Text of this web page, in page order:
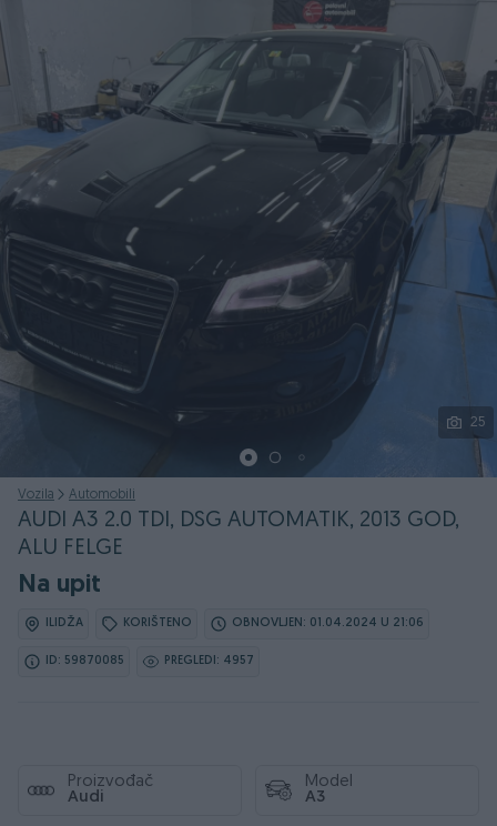
25
Vozila Automobili
AUDI A3 2.0 TDI, DSG AUTOMATIK, 2013 GOD,
ALU FELGE
Na upit
ILIDŽA KORIŠTENO OBNOVLJEN: 01.04.2024 U 21:06
ID: 59870085 PREGLEDI: 4957
Proizvođač
Audi
Model
A3